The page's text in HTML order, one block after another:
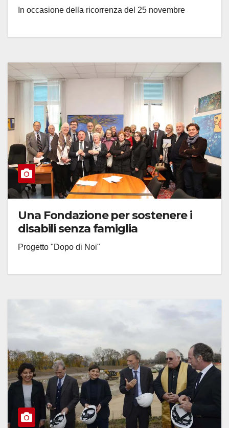
In occasione della ricorrenza del 25 novembre
Una Fondazione per sostenere i
disabili senza famiglia
Progetto "Dopo di Noi"